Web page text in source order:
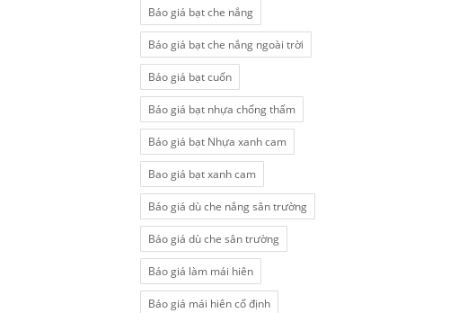
Báo giá bạt che nắng
Báo giá bạt che nắng ngoài trời
Báo giá bạt cuốn
Báo giá bạt nhựa chống thấm
Báo giá bạt Nhựa xanh cam
Bao giá bạt xanh cam
Báo giá dù che nắng sân trường
Báo giá dù che sân trường
Báo giá làm mái hiên
Báo giá mái hiên cố định